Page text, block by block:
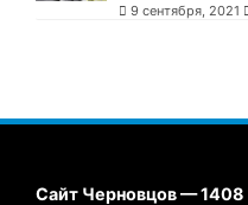
9 сентября, 2021
Сайт Черновцов — 1408